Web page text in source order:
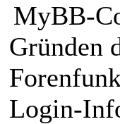
MyBB-
Gründen
Login-